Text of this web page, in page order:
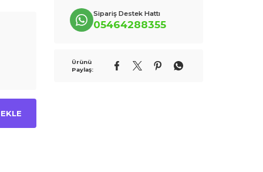
Sipariş Destek Hattı
05464288355
Ürünü
Paylaş: